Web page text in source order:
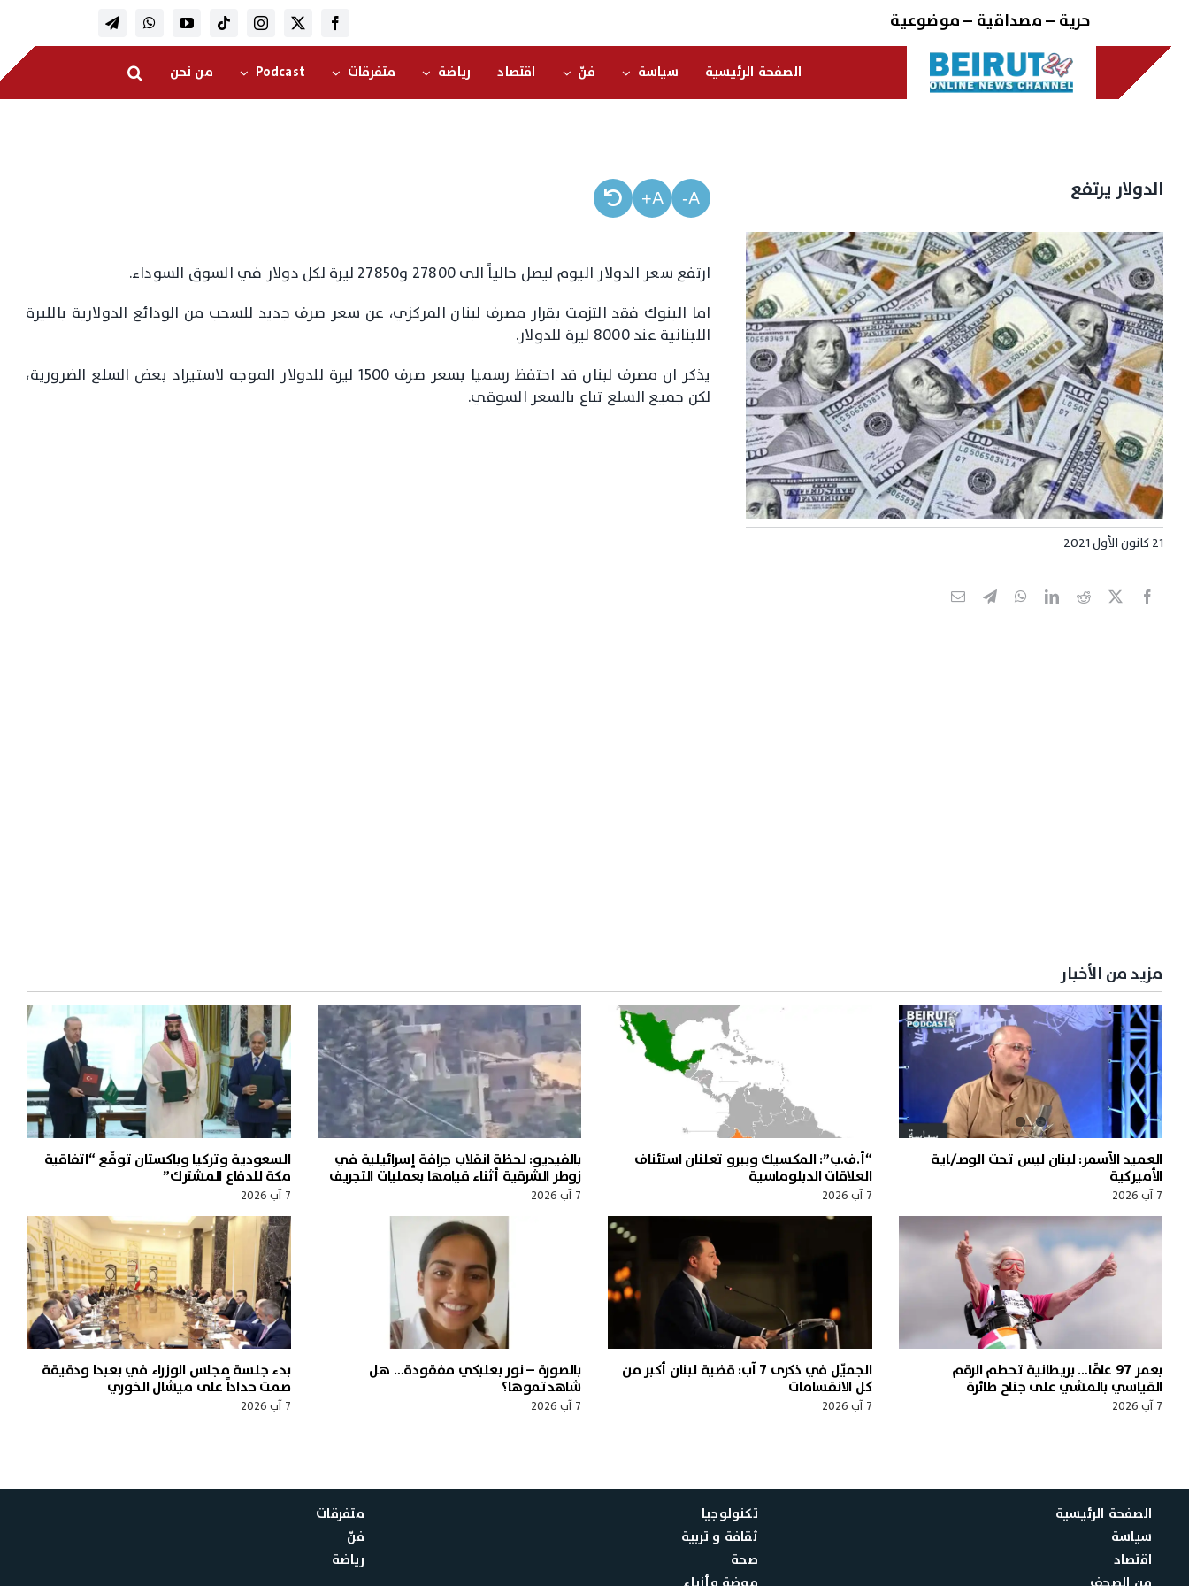
content
حرية – مصداقية – موضوعية
الصفحة الرئيسية سياسة فنّ اقتصاد رياضة متفرقات Podcast من نحن
الدولار يرتفع
21 كانون الأول 2021
A-
A+
ارتفع سعر الدولار اليوم ليصل حالياً الى 27800 و27850 ليرة لكل دولار في السوق السوداء.
اما البنوك فقد التزمت بقرار مصرف لبنان المركزي، عن سعر صرف جديد للسحب من الودائع الدولارية بالليرة
اللبنانية عند 8000 ليرة للدولار.
يذكر ان مصرف لبنان قد احتفظ رسميا بسعر صرف 1500 ليرة للدولار الموجه لاستيراد بعض السلع الضرورية،
لكن جميع السلع تباع بالسعر السوقي.
مزيد من الأخبار
العميد الأسمر: لبنان ليس تحت الوصـ/ـاية
الأميركية
7 آب 2026
“أ.ف.ب”: المكسيك وبيرو تعلنان استئناف
العلاقات الدبلوماسية
7 آب 2026
بالفيديو: لحظة انقلاب جرافة إسرائيلية في
زوطر الشرقية أثناء قيامها بعمليات التجريف
7 آب 2026
السعودية وتركيا وباكستان توقّع “اتفاقية
مكة للدفاع المشترك”
7 آب 2026
بعمر 97 عامًا… بريطانية تحطم الرقم
القياسي بالمشي على جناح طائرة
7 آب 2026
الجميّل في ذكرى 7 آب: قضية لبنان أكبر من
كل الانقسامات
7 آب 2026
بالصورة – نور بعلبكي مفقودة… هل
شاهدتموها؟
7 آب 2026
بدء جلسة مجلس الوزراء في بعبدا ودقيقة
صمت حداداً على ميشال الخوري
7 آب 2026
الصفحة الرئيسية
سياسة
اقتصاد
تكنولوجيا
ثقافة و تربية
صحة
متفرقات
فنّ
رياضة